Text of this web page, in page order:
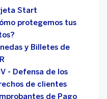
Start
protegemos tus
y Billetes de
- Defensa de los
de clientes
de Pago